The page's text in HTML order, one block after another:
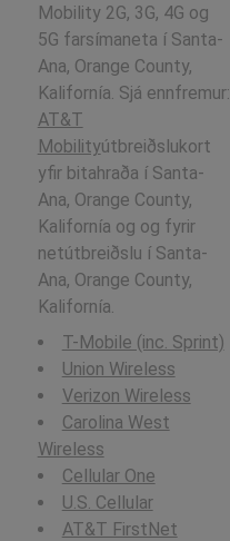
Mobility 2G, 3G, 4G og
5G farsímaneta í Santa-
Ana, Orange County,
Kalifornía. Sjá ennfremur:
AT&T
Mobilityútbreiðslukort
yfir bitahraða í Santa-
Ana, Orange County,
Kalifornía og og fyrir
netútbreiðslu í Santa-
Ana, Orange County,
Kalifornía.
T-Mobile (inc. Sprint)
Union Wireless
Verizon Wireless
Carolina West
Wireless
Cellular One
U.S. Cellular
AT&T FirstNet